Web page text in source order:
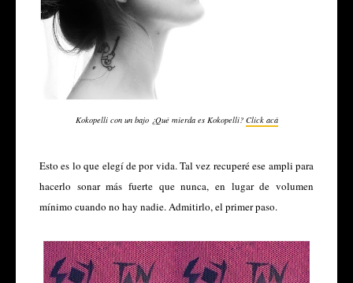
Kokopelli con un bajo ¿Qué mierda es Kokopelli? Click acá
Esto es lo que elegí de por vida. Tal vez recuperé ese ampli para
hacerlo sonar más fuerte que nunca, en lugar de volumen
mínimo cuando no hay nadie. Admitirlo, el primer paso.